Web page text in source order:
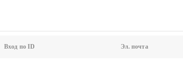
Вход по ID Эл. почта